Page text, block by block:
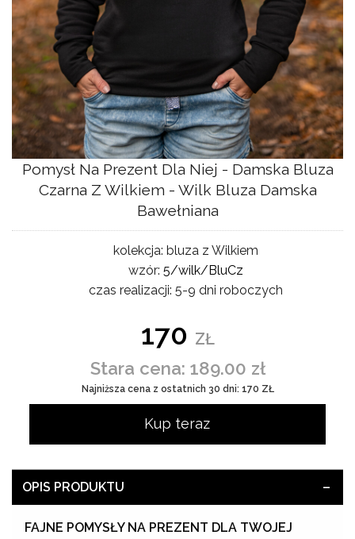
Pomysł Na Prezent Dla Niej - Damska Bluza
Czarna Z Wilkiem - Wilk Bluza Damska
Bawełniana
kolekcja: bluza z Wilkiem
wzór: 5/wilk/BluCz
czas realizacji: 5-9 dni roboczych
170 ZŁ
Stara cena: 189.00 zł
Najniższa cena z ostatnich 30 dni: 170 ZŁ
Kup teraz
OPIS PRODUKTU
FAJNE POMYSŁY NA PREZENT DLA TWOJEJ